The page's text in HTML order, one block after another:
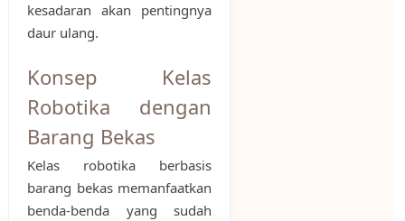
kesadaran akan pentingnya
daur ulang.
Konsep Kelas
Robotika dengan
Barang Bekas
Kelas robotika berbasis
barang bekas memanfaatkan
benda-benda yang sudah